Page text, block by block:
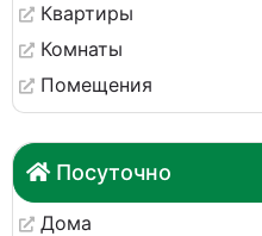
Квартиры
Комнаты
Помещения
Посуточно
Дома